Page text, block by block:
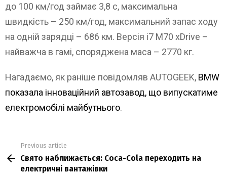
до 100 км/год займає 3,8 с, максимальна
швидкість – 250 км/год, максимальний запас ходу
на одній зарядці – 686 км. Версія i7 M70 xDrive –
найважча в гамі, споряджена маса – 2770 кг.
Нагадаємо, як раніше повідомляв AUTOGEEK, BMW
показала інноваційний автозавод, що випускатиме
електромобілі майбутнього.
more
Previous article
Свято наближається: Coca-Cola переходить на
електричні вантажівки